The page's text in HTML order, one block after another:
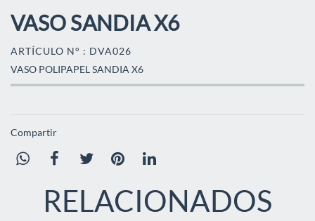
VASO SANDIA X6
ARTÍCULO N° : DVA026
VASO POLIPAPEL SANDIA X6
Compartir
RELACIONADOS